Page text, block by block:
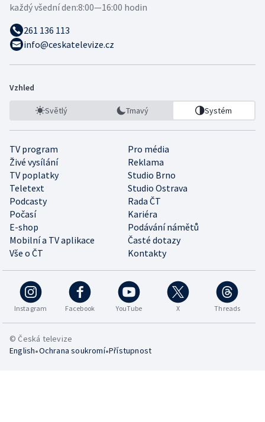
každý všední den:8:00—16:00 hodin
261 136 113
info@ceskatelevize.cz
Vzhled
Světlý Tmavý Systém
TV program
Pro média
Živé vysílání
Reklama
TV poplatky
Studio Brno
Teletext
Studio Ostrava
Podcasty
Rada ČT
Počasí
Kariéra
E-shop
Podávání námětů
Mobilní a TV aplikace
Časté dotazy
Vše o ČT
Kontakty
Instagram Facebook YouTube X Threads
© Česká televize
English•Ochrana soukromí•Přístupnost